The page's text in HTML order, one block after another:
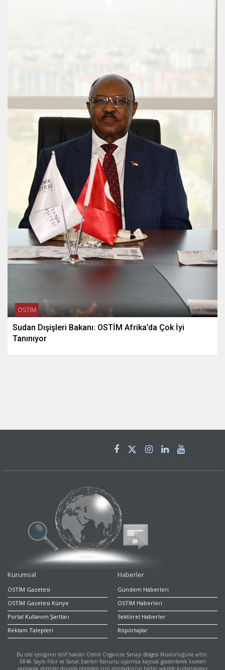
OSTİM
Sudan Dışişleri Bakanı: OSTİM Afrika’da Çok İyi
Tanınıyor
Kurumsal
OSTİM Gazetesi
OSTİM Gazetesi Künye
Portal Kullanım Şartları
Reklam Talepleri
Haberler
Gündem Haberleri
OSTİM Haberleri
Sektörel Haberler
Röpörtajlar
Bu site içeriğinin telif hakları Ostim Organize Sanayi Bölgesi Müdürlüğüne aittir.
5846 Sayılı Fikir ve Sanat Eserleri Kanunu uyarınca kaynak gösterilerek kısmen